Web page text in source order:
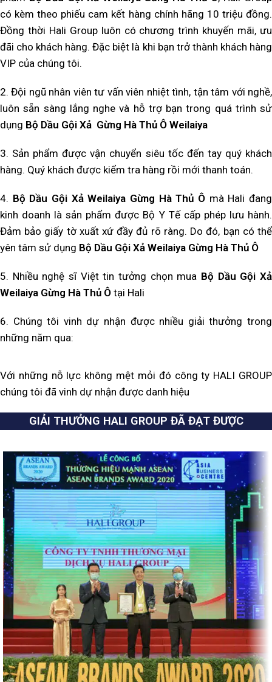
có kèm theo phiếu cam kết hàng chính hãng 10 triệu đồng.
Đồng thời Hali Group luôn có chương trình khuyến mãi, ưu
đãi cho khách hàng. Đặc biệt là khi bạn trở thành khách hàng
VIP của chúng tôi.
2. Đội ngũ nhân viên tư vấn viên nhiệt tình, tận tâm với nghề,
luôn sẵn sàng lắng nghe và hỗ trợ bạn trong quá trình sử
dụng Bộ Dầu Gội Xả Gừng Hà Thủ Ô Weilaiya
3. Sản phẩm được vận chuyển siêu tốc đến tay quý khách
hàng. Quý khách được kiểm tra hàng rồi mới thanh toán.
4. Bộ Dầu Gội Xả Weilaiya Gừng Hà Thủ Ô mà Hali đang
kinh doanh là sản phẩm được Bộ Y Tế cấp phép lưu hành.
Đảm bảo giấy tờ xuất xứ đầy đủ rõ ràng. Do đó, bạn có thể
yên tâm sử dụng Bộ Dầu Gội Xả Weilaiya Gừng Hà Thủ Ô
5. Nhiều nghệ sĩ Việt tin tưởng chọn mua Bộ Dầu Gội Xả
Weilaiya Gừng Hà Thủ Ô tại Hali
6. Chúng tôi vinh dự nhận được nhiều giải thưởng trong
những năm qua:
Với những nỗ lực không mệt mỏi đó công ty HALI GROUP
chúng tôi đã vinh dự nhận được danh hiệu
GIẢI THƯỞNG HALI GROUP ĐÃ ĐẠT ĐƯỢC